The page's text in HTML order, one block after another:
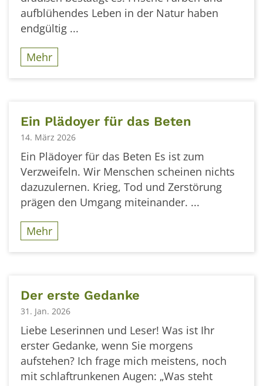
aufblühendes Leben in der Natur haben
endgültig ...
Mehr
Ein Plädoyer für das Beten
14. März 2026
Ein Plädoyer für das Beten Es ist zum
Verzweifeln. Wir Menschen scheinen nichts
dazuzulernen. Krieg, Tod und Zerstörung
prägen den Umgang miteinander. ...
Mehr
Der erste Gedanke
31. Jan. 2026
Liebe Leserinnen und Leser! Was ist Ihr
erster Gedanke, wenn Sie morgens
aufstehen? Ich frage mich meistens, noch
mit schlaftrunkenen Augen: „Was steht